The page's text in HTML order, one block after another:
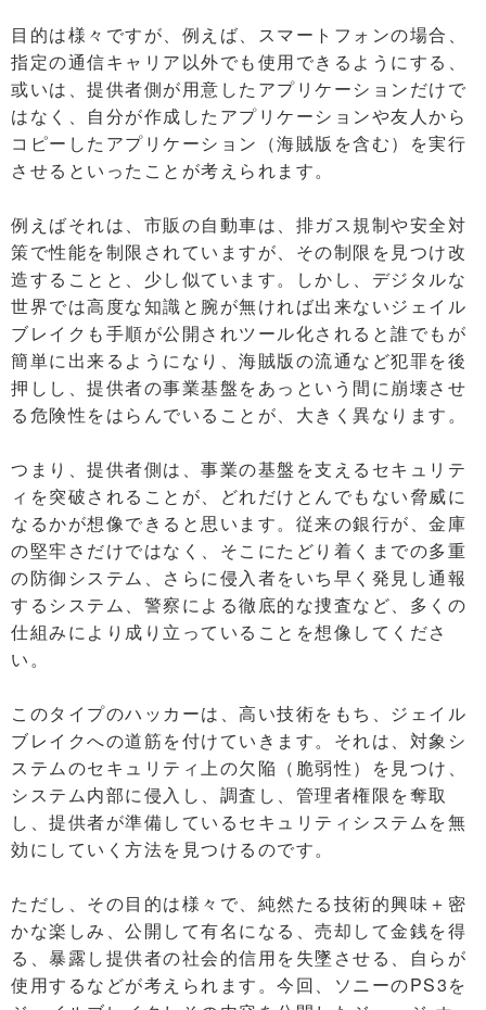
目的は様々ですが、例えば、スマートフォンの場合、
指定の通信キャリア以外でも使用できるようにする、
或いは、提供者側が用意したアプリケーションだけで
はなく、自分が作成したアプリケーションや友人から
コピーしたアプリケーション（海賊版を含む）を実行
させるといったことが考えられます。
例えばそれは、市販の自動車は、排ガス規制や安全対
策で性能を制限されていますが、その制限を見つけ改
造することと、少し似ています。しかし、デジタルな
世界では高度な知識と腕が無ければ出来ないジェイル
ブレイクも手順が公開されツール化されると誰でもが
簡単に出来るようになり、海賊版の流通など犯罪を後
押しし、提供者の事業基盤をあっという間に崩壊させ
る危険性をはらんでいることが、大きく異なります。
つまり、提供者側は、事業の基盤を支えるセキュリテ
ィを突破されることが、どれだけとんでもない脅威に
なるかが想像できると思います。従来の銀行が、金庫
の堅牢さだけではなく、そこにたどり着くまでの多重
の防御システム、さらに侵入者をいち早く発見し通報
するシステム、警察による徹底的な捜査など、多くの
仕組みにより成り立っていることを想像してくださ
い。
このタイプのハッカーは、高い技術をもち、ジェイル
ブレイクへの道筋を付けていきます。それは、対象シ
ステムのセキュリティ上の欠陥（脆弱性）を見つけ、
システム内部に侵入し、調査し、管理者権限を奪取
し、提供者が準備しているセキュリティシステムを無
効にしていく方法を見つけるのです。
ただし、その目的は様々で、純然たる技術的興味＋密
かな楽しみ、公開して有名になる、売却して金銭を得
る、暴露し提供者の社会的信用を失墜させる、自らが
使用するなどが考えられます。今回、ソニーのPS3を